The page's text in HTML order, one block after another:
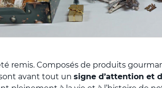
remis. Composés de produits
avant tout un signe d’attention et